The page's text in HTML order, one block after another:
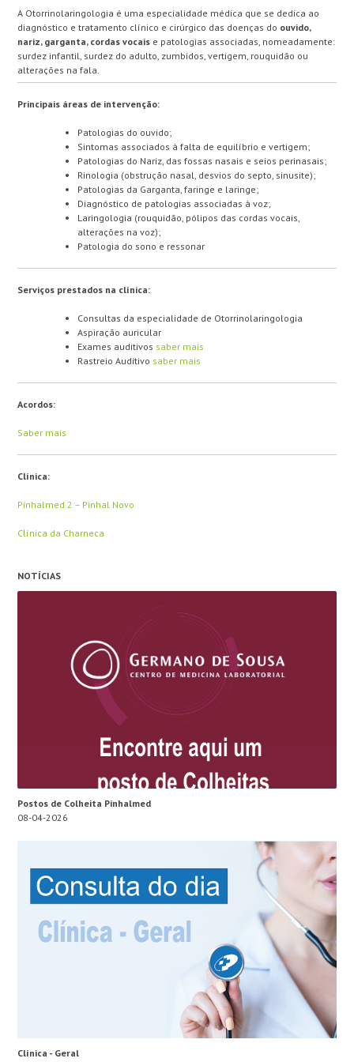
A Otorrinolaringologia é uma especialidade médica que se dedica ao
diagnóstico e tratamento clínico e cirúrgico das doenças do ouvido,
nariz, garganta, cordas vocais e patologias associadas, nomeadamente:
surdez infantil, surdez do adulto, zumbidos, vertigem, rouquidão ou
alterações na fala.
Principais áreas de intervenção:
Patologias do ouvido;
Sintomas associados à falta de equilíbrio e vertigem;
Patologias do Nariz, das fossas nasais e seios perinasais;
Rinologia (obstrução nasal, desvios do septo, sinusite);
Patologias da Garganta, faringe e laringe;
Diagnóstico de patologias associadas à voz;
Laringologia (rouquidão, pólipos das cordas vocais,
alterações na voz);
Patologia do sono e ressonar
Serviços prestados na clínica:
Consultas da especialidade de Otorrinolaringologia
Aspiração auricular
Exames auditivos saber mais
Rastreio Auditivo saber mais
Acordos:
Saber mais
Clínica:
Pinhalmed 2 – Pinhal Novo
Clínica da Charneca
NOTÍCIAS
Postos de Colheita Pinhalmed
08-04-2026
Clínica - Geral